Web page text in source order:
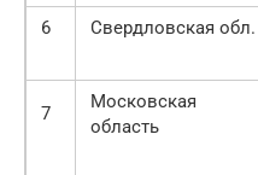
6 Свердловская обл.
7
Московская
область